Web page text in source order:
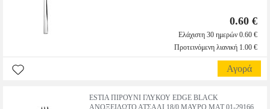
0.60 €
Ελάχιστη 30 ημερών 0.60 €
Προτεινόμενη λιανική 1.00 €
Αγορά
ESTIA ΠIΡΟΥΝΙ ΓΛΥΚΟΥ EDGE BLACK
ΑΝΟΞΕΙΔΩΤΟ ΑΤΣΑΛΙ 18/0 ΜΑΥΡΟ MAT 01-29166